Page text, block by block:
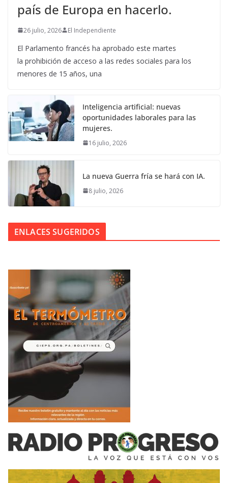
país de Europa en hacerlo.
26 julio, 2026 El Independiente
El Parlamento francés ha aprobado este martes
la prohibición de acceso a las redes sociales para los
menores de 15 años, una
Inteligencia artificial: nuevas
oportunidades laborales para las
mujeres.
16 julio, 2026
La nueva Guerra fría se hará con IA.
8 julio, 2026
ENLACES SUGERIDOS